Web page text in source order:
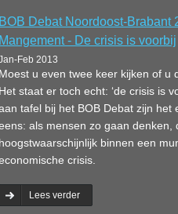
BOB Debat Noordoost-Brabant
Mangement - De crisis is voorbij
Feb 2013
Moest u even twee keer kijken of u
Het staat er toch echt: ‘de crisis is
tafel bij het BOB Debat zijn het
als mensen zo gaan denken,
hoogstwaarschijnlijk binnen een
crisis.
Lees verder